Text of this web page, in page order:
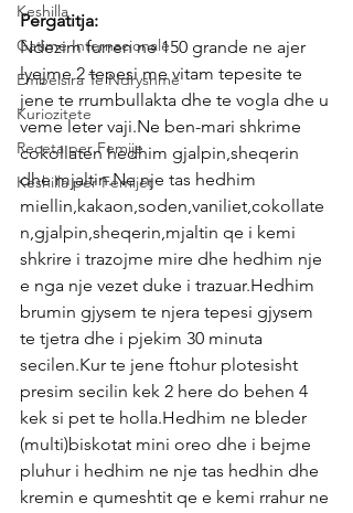
Keshilla
Gatime Internacionale
Embelsira Te Ndryshme
Kuriozitete
Receta per Femije
Keshilla per Femijet
Pergatitja:
Ndezim furren ne 150 grande ne ajer
lyejme 2 tepesi me vitam tepesite te
jene te rrumbullakta dhe te vogla dhe u
veme leter vaji.Ne ben-mari shkrime
cokollaten hedhim gjalpin,sheqerin
dhe mjaltin.Ne nje tas hedhim
miellin,kakaon,soden,vaniliet,cokollate
n,gjalpin,sheqerin,mjaltin qe i kemi
shkrire i trazojme mire dhe hedhim nje
e nga nje vezet duke i trazuar.Hedhim
brumin gjysem te njera tepesi gjysem
te tjetra dhe i pjekim 30 minuta
secilen.Kur te jene ftohur plotesisht
presim secilin kek 2 here do behen 4
kek si pet te holla.Hedhim ne bleder
(multi)biskotat mini oreo dhe i bejme
pluhur i hedhim ne nje tas hedhin dhe
kremin e qumeshtit qe e kemi rrahur ne